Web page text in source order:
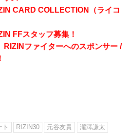
CARD COLLECTION（ライコ
FFスタッフ募集！
ファイターへのスポンサー /
ト RIZIN30 元谷友貴 瀧澤謙太